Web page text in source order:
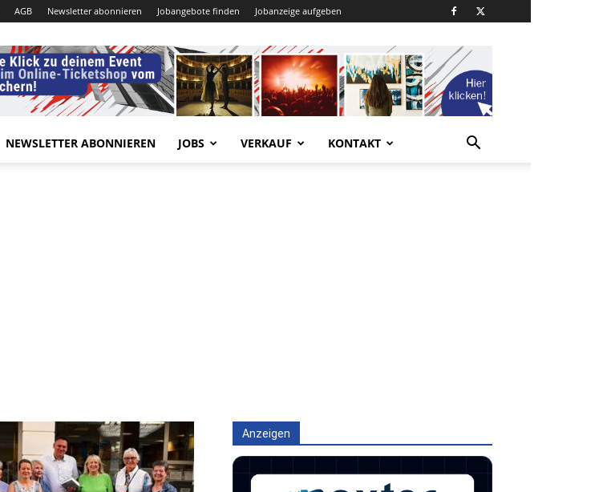
AGB Newsletter abonnieren Jobangebote finden Jobanzeige aufgeben
NEWSLETTER ABONNIEREN JOBS VERKAUF KONTAKT
Anzeigen